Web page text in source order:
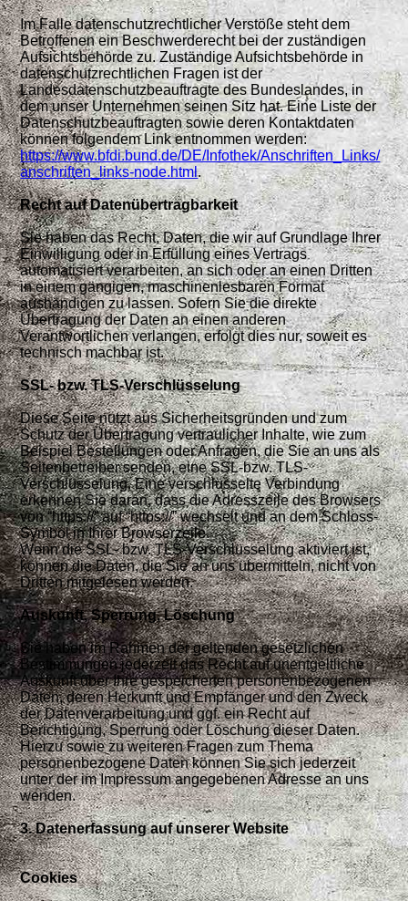
Im Falle datenschutzrechtlicher Verstöße steht dem
Betroffenen ein Beschwerderecht bei der zuständigen
Aufsichtsbehörde zu. Zuständige Aufsichtsbehörde in
datenschutzrechtlichen Fragen ist der
Landesdatenschutzbeauftragte des Bundeslandes, in
dem unser Unternehmen seinen Sitz hat. Eine Liste der
Datenschutzbeauftragten sowie deren Kontaktdaten
können folgendem Link entnommen werden:
https://www.bfdi.bund.de/DE/Infothek/Anschriften_Links/
anschriften_links-node.html.
Recht auf Datenübertragbarkeit
Sie haben das Recht, Daten, die wir auf Grundlage Ihrer
Einwilligung oder in Erfüllung eines Vertrags
automatisiert verarbeiten, an sich oder an einen Dritten
in einem gängigen, maschinenlesbaren Format
aushändigen zu lassen. Sofern Sie die direkte
Übertragung der Daten an einen anderen
Verantwortlichen verlangen, erfolgt dies nur, soweit es
technisch machbar ist.
SSL- bzw. TLS-Verschlüsselung
Diese Seite nutzt aus Sicherheitsgründen und zum
Schutz der Übertragung vertraulicher Inhalte, wie zum
Beispiel Bestellungen oder Anfragen, die Sie an uns als
Seitenbetreiber senden, eine SSL-bzw. TLS-
Verschlüsselung. Eine verschlüsselte Verbindung
erkennen Sie daran, dass die Adresszeile des Browsers
von “https://” auf “https://” wechselt und an dem Schloss-
Symbol in Ihrer Browserzeile.
Wenn die SSL- bzw. TLS-Verschlüsselung aktiviert ist,
können die Daten, die Sie an uns übermitteln, nicht von
Dritten mitgelesen werden.
Auskunft, Sperrung, Löschung
Sie haben im Rahmen der geltenden gesetzlichen
Bestimmungen jederzeit das Recht auf unentgeltliche
Auskunft über Ihre gespeicherten personenbezogenen
Daten, deren Herkunft und Empfänger und den Zweck
der Datenverarbeitung und ggf. ein Recht auf
Berichtigung, Sperrung oder Löschung dieser Daten.
Hierzu sowie zu weiteren Fragen zum Thema
personenbezogene Daten können Sie sich jederzeit
unter der im Impressum angegebenen Adresse an uns
wenden.
3. Datenerfassung auf unserer Website
Cookies